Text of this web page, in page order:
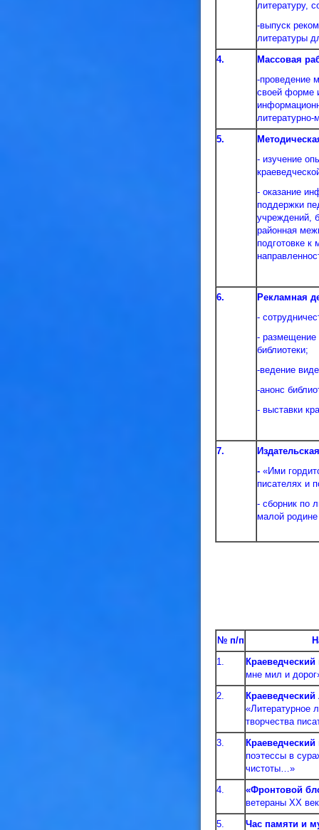
литературу,
-выпуск
литературы
4.
Массовая
-проведение
своей форме
литературно-
5.
- изучение
- оказание
поддержки
учреждений,
районная
подготовке к
6.
Рекламная
-
- размещение
библиотеки;
-ведение
-анонс
- выставки
7.
- «Ими
писателях и
- сборник по
малой
№ п/п
1.
мне мил и
2.
«Литературное
творчества
3.
поэтессы в
чистоты…»
4.
«Фронтовой
ветераны ХХ
5.
Час памяти и